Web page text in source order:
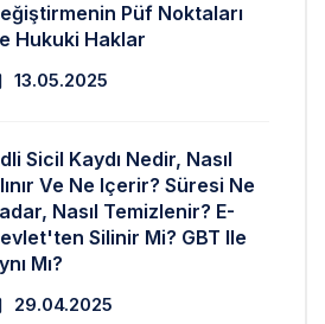
Püf Noktaları
Hukuki Haklar
13.05.2025
Sicil Kaydı Nedir, Nasıl
Ve Ne Içerir? Süresi Ne
Nasıl Temizlenir? E-
Silinir Mi? GBT Ile
Mı?
29.04.2025